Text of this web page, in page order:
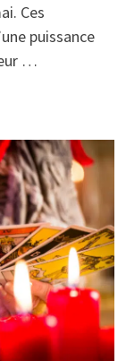
Ces
puissance
…